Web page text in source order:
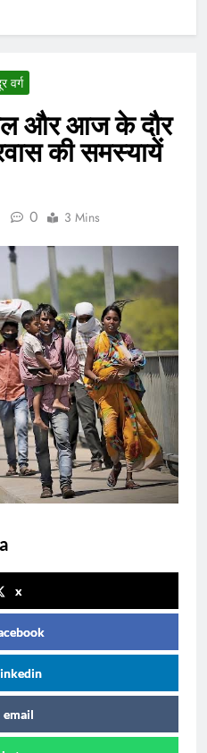
वर्ग
और आज के दौर
की समस्‍यायें
0 3 Mins
x
email